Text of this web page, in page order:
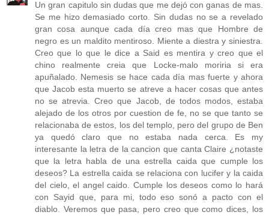
Un gran capitulo sin dudas que me dejó con ganas de mas.
Se me hizo demasiado corto. Sin dudas no se a revelado
gran cosa aunque cada día creo mas que Hombre de
negro es un maldito mentiroso. Miente a diestra y siniestra.
Creo que lo que le dice a Said es mentira y creo que el
chino realmente creia que Locke-malo moriria si era
apuñalado. Nemesis se hace cada día mas fuerte y ahora
que Jacob esta muerto se atreve a hacer cosas que antes
no se atrevia. Creo que Jacob, de todos modos, estaba
alejado de los otros por cuestion de fe, no se que tanto se
relacionaba de estos, los del templo, pero del grupo de Ben
ya quedó claro que no estaba nada cerca. Es my
interesante la letra de la cancion que canta Claire ¿notaste
que la letra habla de una estrella caida que cumple los
deseos? La estrella caida se relaciona con lucifer y la caida
del cielo, el angel caido. Cumple los deseos como lo hará
con Sayid que, para mi, todo eso sonó a pacto con el
diablo. Veremos que pasa, pero creo que como dices, los